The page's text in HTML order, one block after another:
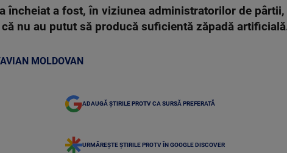
încheiat a fost, în viziunea administratorilor de
nu au putut să producă suficientă zăpadă
MOLDOVAN
ADAUGĂ ȘTIRILE PROTV CA SURSĂ PREFERATĂ
URMĂREȘTE ȘTIRILE PROTV ÎN GOOGLE DISCOVER